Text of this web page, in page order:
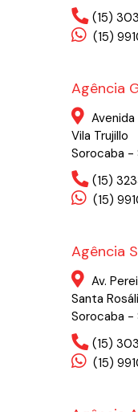
(15)
(15)
Agência
Vila Trujillo
Sorocaba -
(15)
(15)
Agência
Av.
Santa
Sorocaba -
(15)
(15)